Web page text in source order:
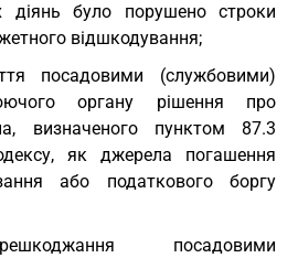
діянь було порушено строки
відшкодування;
посадовими (службовими)
органу рішення про
визначеного пунктом 87.3
як джерела погашення
або податкового боргу
посадовими